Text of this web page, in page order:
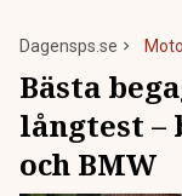
Dagensps.se
Bästa
långtest –
och BMW